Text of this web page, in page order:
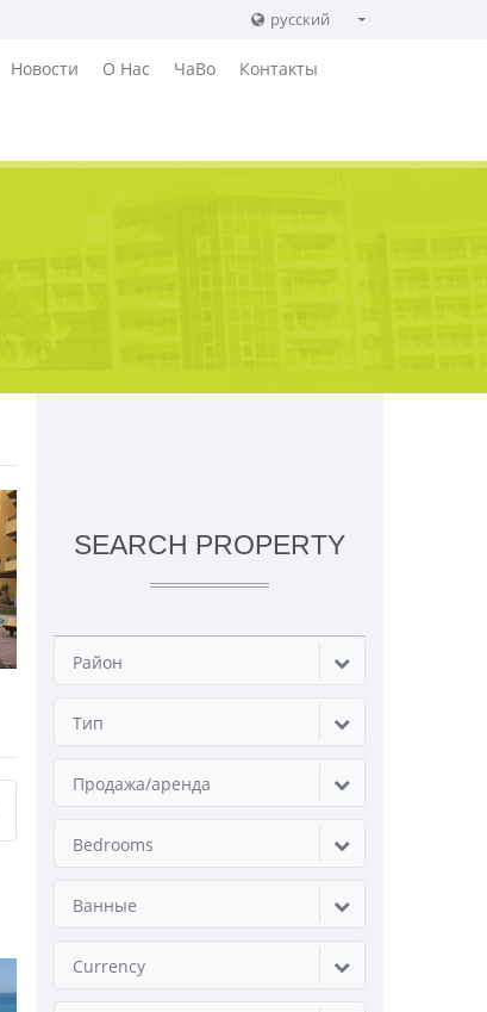
русский
Новости О Нас ЧаВо Контакты
SEARCH PROPERTY
Район
Тип
Продажа/аренда
Bedrooms
Ванные
Currency